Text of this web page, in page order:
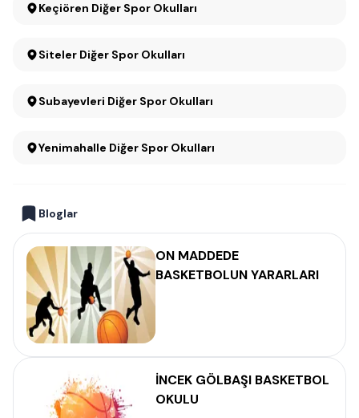
Keçiören Diğer Spor Okulları
Siteler Diğer Spor Okulları
Subayevleri Diğer Spor Okulları
Yenimahalle Diğer Spor Okulları
Bloglar
ON MADDEDE
BASKETBOLUN YARARLARI
İNCEK GÖLBAŞI BASKETBOL
OKULU